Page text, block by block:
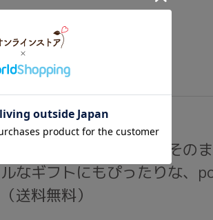
【主食＋野菜も摂れる】そ
ルなギフトにもぴったりな、
（送料無料）